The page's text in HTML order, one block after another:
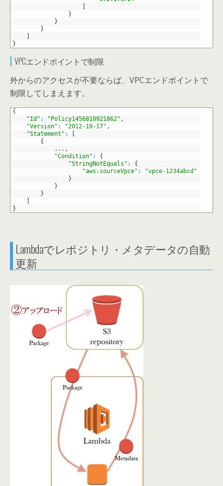
}
}
}
}
VPCエンドポイントで制限
外からのアクセスが不要ならば、VPCエンドポイントで
制限してしまえます。
{
"Id" : "Policy1456810921862" ,
"Version" : "2012-10-17" ,
"Statement" :
{
. . . ,
"Condition" :
{
"StringNotEquals" :
{
"aws:sourceVpce" :
"vpce-1234abcd"
}
}
}
}
Lambdaでレポジトリ・メタデータの自動
更新